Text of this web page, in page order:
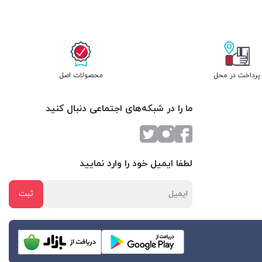
پرداخت در محل محصولات اصل
ما را در شبکه‌های اجتماعی دنبال کنید
لطفا ایمیل خود را وارد نمایید